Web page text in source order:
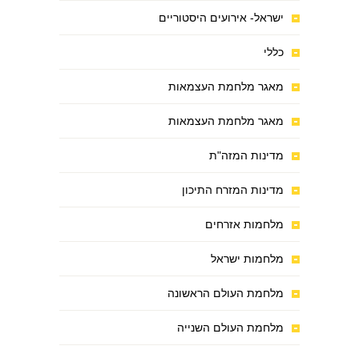
ישראל- אירועים היסטוריים
כללי
מאגר מלחמת העצמאות
מאגר מלחמת העצמאות
מדינות המזה"ת
מדינות המזרח התיכון
מלחמות אזרחים
מלחמות ישראל
מלחמת העולם הראשונה
מלחמת העולם השנייה